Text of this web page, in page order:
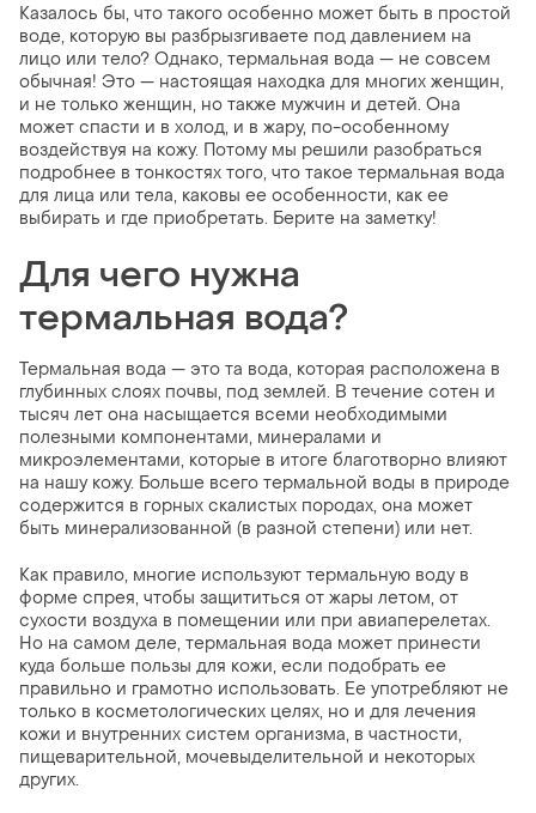
Казалось бы, что такого особенно может быть в простой
воде, которую вы разбрызгиваете под давлением на
лицо или тело? Однако, термальная вода — не совсем
обычная! Это — настоящая находка для многих женщин,
и не только женщин, но также мужчин и детей. Она
может спасти и в холод, и в жару, по-особенному
воздействуя на кожу. Потому мы решили разобраться
подробнее в тонкостях того, что такое термальная вода
для лица или тела, каковы ее особенности, как ее
выбирать и где приобретать. Берите на заметку!
Для чего нужна
термальная вода?
Термальная вода — это та вода, которая расположена в
глубинных слоях почвы, под землей. В течение сотен и
тысяч лет она насыщается всеми необходимыми
полезными компонентами, минералами и
микроэлементами, которые в итоге благотворно влияют
на нашу кожу. Больше всего термальной воды в природе
содержится в горных скалистых породах, она может
быть минерализованной (в разной степени) или нет.
Как правило, многие используют термальную воду в
форме спрея, чтобы защититься от жары летом, от
сухости воздуха в помещении или при авиаперелетах.
Но на самом деле, термальная вода может принести
куда больше пользы для кожи, если подобрать ее
правильно и грамотно использовать. Ее употребляют не
только в косметологических целях, но и для лечения
кожи и внутренних систем организма, в частности,
пищеварительной, мочевыделительной и некоторых
других.